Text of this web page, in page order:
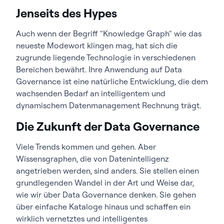
Jenseits des Hypes
Auch wenn der Begriff "Knowledge Graph" wie das
neueste Modewort klingen mag, hat sich die
zugrunde liegende Technologie in verschiedenen
Bereichen bewährt. Ihre Anwendung auf Data
Governance ist eine natürliche Entwicklung, die dem
wachsenden Bedarf an intelligentem und
dynamischem Datenmanagement Rechnung trägt.
Die Zukunft der Data Governance
Viele Trends kommen und gehen. Aber
Wissensgraphen, die von Datenintelligenz
angetrieben werden, sind anders. Sie stellen einen
grundlegenden Wandel in der Art und Weise dar,
wie wir über Data Governance denken. Sie gehen
über einfache Kataloge hinaus und schaffen ein
wirklich vernetztes und intelligentes